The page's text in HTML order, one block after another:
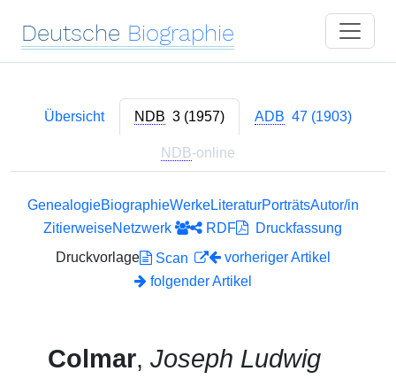
Deutsche Biographie
Übersicht NDB 3 (1957) ADB 47 (1903)
NDB-online
GenealogieBiographieWerkeLiteraturPorträtsAutor/in
ZitierweiseNetzwerk RDF
Druckfassung
Druckvorlage
Scan
vorheriger Artikel
folgender Artikel
Colmar, Joseph Ludwig